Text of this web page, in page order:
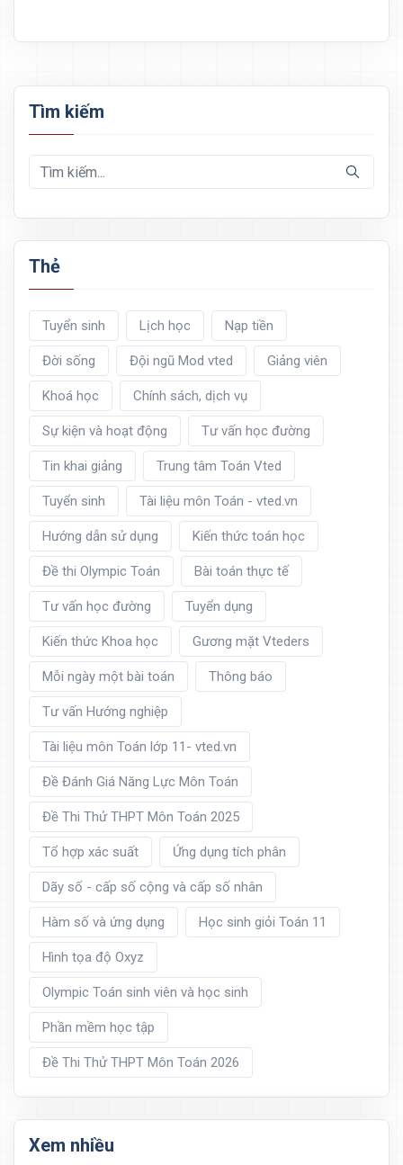
Tìm kiếm
Thẻ
Tuyển sinh Lịch học Nạp tiền
Đời sống Đội ngũ Mod vted Giảng viên
Khoá học Chính sách, dịch vụ
Sự kiện và hoạt động Tư vấn học đường
Tin khai giảng Trung tâm Toán Vted
Tuyển sinh Tài liệu môn Toán - vted.vn
Hướng dẫn sử dụng Kiến thức toán học
Đề thi Olympic Toán Bài toán thực tế
Tư vấn học đường Tuyển dụng
Kiến thức Khoa học Gương mặt Vteders
Mỗi ngày một bài toán Thông báo
Tư vấn Hướng nghiệp
Tài liệu môn Toán lớp 11- vted.vn
Đề Đánh Giá Năng Lực Môn Toán
Đề Thi Thử THPT Môn Toán 2025
Tổ hợp xác suất Ứng dụng tích phân
Dãy số - cấp số cộng và cấp số nhân
Hàm số và ứng dụng Học sinh giỏi Toán 11
Hình tọa độ Oxyz
Olympic Toán sinh viên và học sinh
Phần mềm học tập
Đề Thi Thử THPT Môn Toán 2026
Xem nhiều